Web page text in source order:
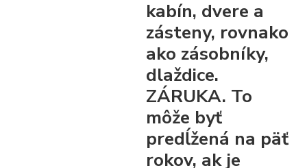
kabín, dvere a
zásteny, rovnako
ako zásobníky,
dlaždice.
ZÁRUKA. To
môže byť
predĺžená na päť
rokov, ak je